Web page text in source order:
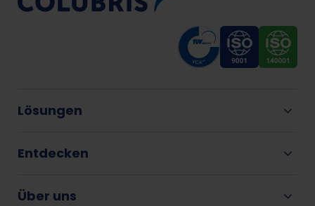
Lösungen
Entdecken
Über uns